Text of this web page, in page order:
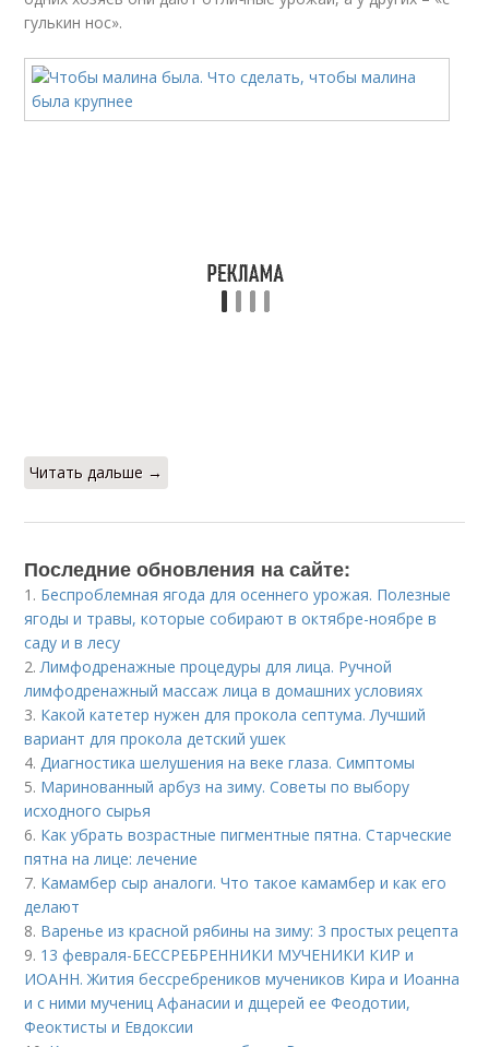
гулькин нос».
Читать дальше →
Последние обновления на сайте:
1. Беспроблемная ягода для осеннего урожая. Полезные
ягоды и травы, которые собирают в октябре-ноябре в
саду и в лесу
2.Лимфодренажные процедуры для лица. Ручной
лимфодренажный массаж лица в домашних условиях
3. Какой катетер нужен для прокола септума. Лучший
вариант для прокола детский ушек
4.Диагностика шелушения на веке глаза. Симптомы
5. Маринованный арбуз на зиму. Советы по выбору
исходного сырья
6. Как убрать возрастные пигментные пятна. Старческие
пятна на лице: лечение
7. Камамбер сыр аналоги. Что такое камамбер и как его
делают
8. Варенье из красной рябины на зиму: 3 простых рецепта
9. 13 февраля-БЕССРЕБРЕННИКИ МУЧЕНИКИ КИР и
ИОАНН. Жития бессребреников мучеников Кира и Иоанна
и с ними мучениц Афанасии и дщерей ее Феодотии,
Феоктисты и Евдоксии